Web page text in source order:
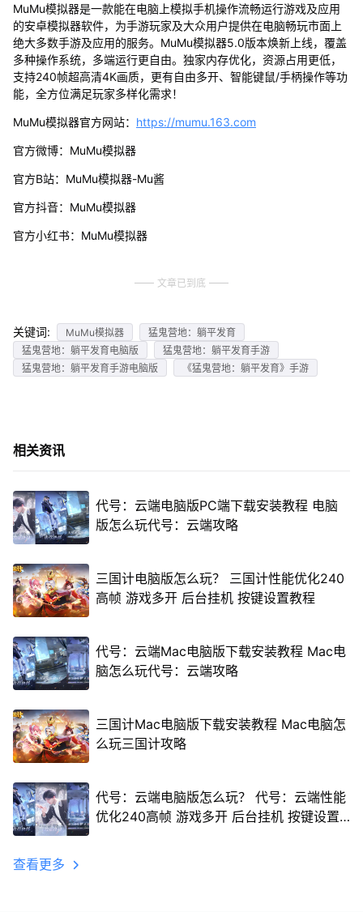
MuMu模拟器是一款能在电脑上模拟手机操作流畅运行游戏及应用
的安卓模拟器软件，为手游玩家及大众用户提供在电脑畅玩市面上
绝大多数手游及应用的服务。MuMu模拟器5.0版本焕新上线，覆盖
多种操作系统，多端运行更自由。独家内存优化，资源占用更低，
支持240帧超高清4K画质，更有自由多开、智能键鼠/手柄操作等功
能，全方位满足玩家多样化需求！
MuMu模拟器官方网站： https://mumu.163.com
官方微博：MuMu模拟器
官方B站：MuMu模拟器-Mu酱
官方抖音：MuMu模拟器
官方小红书：MuMu模拟器
文章已到底
关键词: MuMu模拟器
猛鬼营地：躺平发育
猛鬼营地：躺平发育电脑版
猛鬼营地：躺平发育手游
猛鬼营地：躺平发育手游电脑版
《猛鬼营地：躺平发育》手游
相关资讯
代号：云端电脑版PC端下载安装教程 电脑
版怎么玩代号：云端攻略
三国计电脑版怎么玩？ 三国计性能优化240
高帧 游戏多开 后台挂机 按键设置教程
代号：云端Mac电脑版下载安装教程 Mac电
脑怎么玩代号：云端攻略
三国计Mac电脑版下载安装教程 Mac电脑怎
么玩三国计攻略
代号：云端电脑版怎么玩？ 代号：云端性能
优化240高帧 游戏多开 后台挂机 按键设置
查看更多